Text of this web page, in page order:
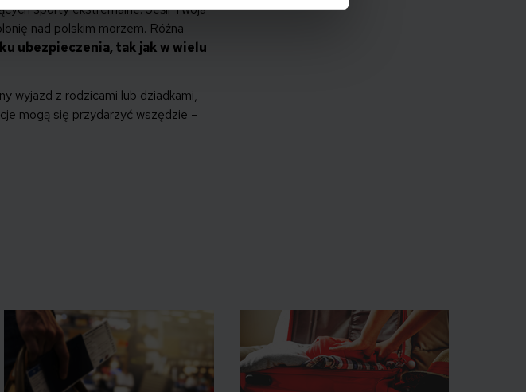
sporty ekstremalne. Jeśli Twoja
nad polskim morzem. Różna
ubezpieczenia, tak jak w wielu
wyjazd z rodzicami lub dziadkami,
mogą się przydarzyć wszędzie –